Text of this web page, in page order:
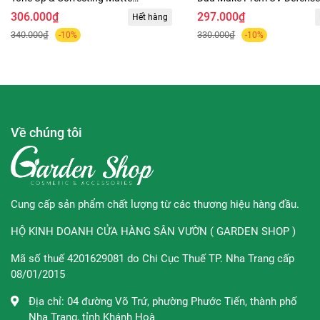
Biore UV Bright Milk (Hồng):
Nâng tông nhẹ – da sáng hồng tự nhiên.
Lớp finish mịn lì, hỗ trợ giữ lớp nền lâu trôi.
Biore UV CC Milk (Cam):
Kết hợp chống nắng & hiệu ứng make-up nhẹ
nhàng.
∞ Thành phần:
Sunscreen 50ml
306.000₫
340.000₫ -10%
Hết hàng
Sebum Sun Cream SPF50+
297.000₫
330.000₫ -10%
Về chúng tôi
Cung cấp sản phẩm chất lượng từ các thương hiệu hàng đầu.
HỘ KINH DOANH CỬA HÀNG SÂN VƯỜN ( GARDEN SHOP )
Mã số thuế 4201629081 do Chi Cục Thuế TP. Nha Trang cấp
08/01/2015
Địa chỉ: 04 đường Võ Trứ, phường Phước Tiến, thành phố
Nha Trang, tỉnh Khánh Hoà